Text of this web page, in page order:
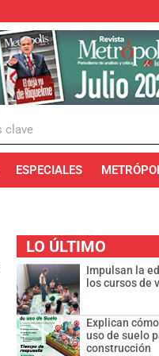
ESPECIALES
LO ÚLTIMO
Impulsan la
los cursos de
Explican
uso de suelo
construcción